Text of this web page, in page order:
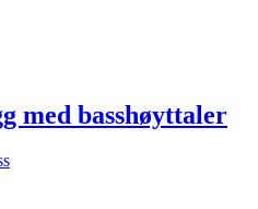
med basshøyttaler